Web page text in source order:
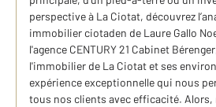
perspective à La Ciotat, découvrez
immobilier ciotaden de Laure Gallo
l'agence CENTURY 21 Cabinet
l'immobilier de La Ciotat et ses
expérience exceptionnelle qui nous
tous nos clients avec efficacité. Alors,